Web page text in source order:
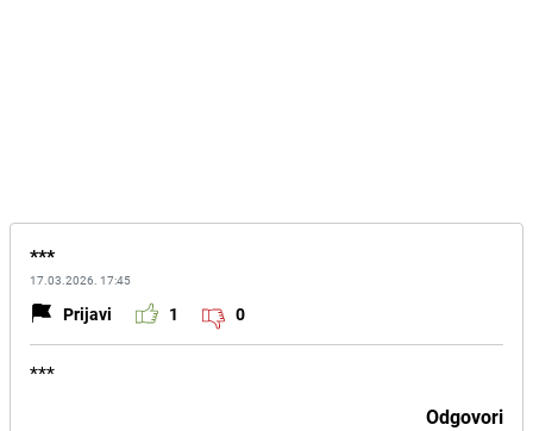
***
17.03.2026. 17:45
Prijavi 1 0
***
Odgovori